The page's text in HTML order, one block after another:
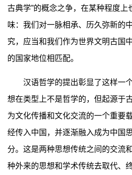
古典学”的概念之争，在某种程度上
味：我们对一脉相承、历久弥新的
究，应当和我们作为世界文明古国
的国家地位相匹配。
汉语哲学的提出彰显了这样一个
想在类型上不是哲学的，但起源于
为文化传播和文化交流的一个重要
经传入中国，并逐渐融入成为中国
分。这是两种思想传统之间的交流
种外来的思想和学术传统去取代、